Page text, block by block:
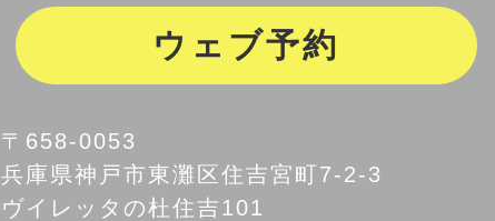
ウェブ予約
〒658-0053
兵庫県神戸市東灘区住吉宮町7-2-3
ヴイレッタの杜住吉101